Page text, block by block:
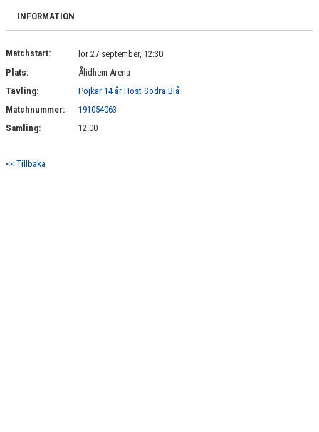
MATCHER
TRUPPEN
BILDGALLERI
INFORMATION
Matchstart:
lör 27 september, 12:30
Plats:
Ålidhem Arena
Tävling:
Pojkar 14 år Höst Södra Blå
Matchnummer:
191054063
Samling:
12:00
<< Tillbaka